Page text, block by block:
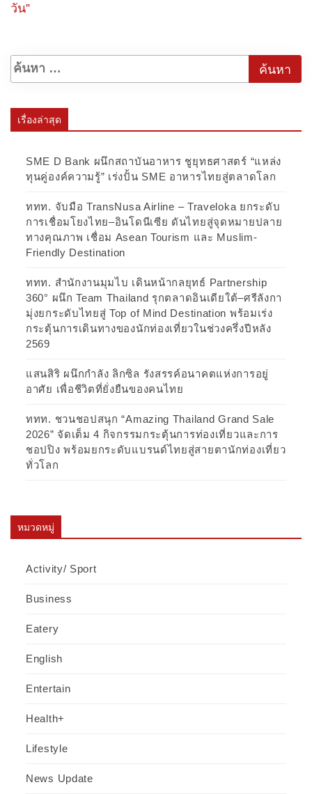
วัน”
เรื่องล่าสุด
SME D Bank ผนึกสถาบันอาหาร ชูยุทธศาสตร์ “แหล่ง
ทุนคู่องค์ความรู้” เร่งปั้น SME อาหารไทยสู่ตลาดโลก
ททท. จับมือ TransNusa Airline – Traveloka ยกระดับ
การเชื่อมโยงไทย–อินโดนีเซีย ดันไทยสู่จุดหมายปลาย
ทางคุณภาพ เชื่อม Asean Tourism และ Muslim-
Friendly Destination
ททท. สำนักงานมุมไบ เดินหน้ากลยุทธ์ Partnership
360° ผนึก Team Thailand รุกตลาดอินเดียใต้–ศรีลังกา
มุ่งยกระดับไทยสู่ Top of Mind Destination พร้อมเร่ง
กระตุ้นการเดินทางของนักท่องเที่ยวในช่วงครึ่งปีหลัง
2569
แสนสิริ ผนึกกำลัง ลิกซิล รังสรรค์อนาคตแห่งการอยู่
อาศัย เพื่อชีวิตที่ยั่งยืนของคนไทย
ททท. ชวนชอปสนุก “Amazing Thailand Grand Sale
2026” จัดเต็ม 4 กิจกรรมกระตุ้นการท่องเที่ยวและการ
ชอปปิง พร้อมยกระดับแบรนด์ไทยสู่สายตานักท่องเที่ยว
ทั่วโลก
หมวดหมู่
Activity/ Sport
Business
Eatery
English
Entertain
Health+
Lifestyle
News Update